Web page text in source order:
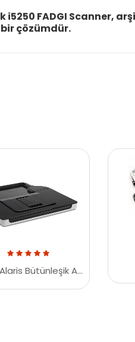
i5250 FADGI Scanner,
çözümdür.
Kodak Alaris Bütünleşik A4 Legal Düz Yatak Aksesuarı 1015791